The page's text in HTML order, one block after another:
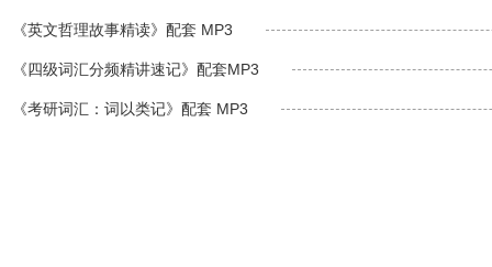
《英文哲理故事精读》配套 MP3
《四级词汇分频精讲速记》配套MP3
《考研词汇：词以类记》配套 MP3